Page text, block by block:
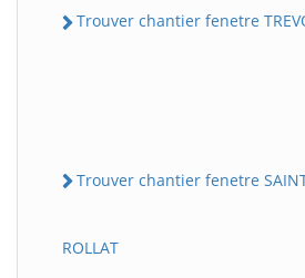
Trouver chantier fenetre
Trouver chantier fenetre
ROLLAT